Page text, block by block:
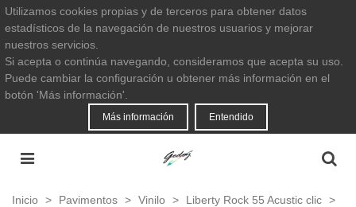
Utilizamos cookies propias y de terceros para obtener datos
estadísticos de la navegación de nuestros usuarios y mejorar
nuestros servicios.
Si acepta o continúa navegando, consideramos que acepta su uso.
Puede cambiar la configuración u obtener más información en el
botón 'Más información'.
Más información Entendido
Inicio > Pavimentos > Vinilo > Liberty Rock 55 Acustic clic >